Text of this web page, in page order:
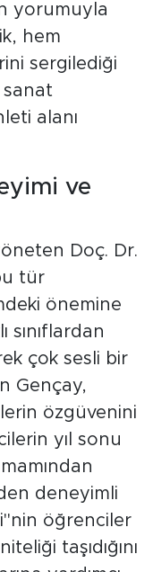
yorumuyla
hem
sergilediği
alanı
ve
Doç. Dr.
tür
önemine
sınıflardan
çok sesli bir
Gençay,
özgüvenini
yıl sonu
deneyimli
öğrenciler
taşıdığını